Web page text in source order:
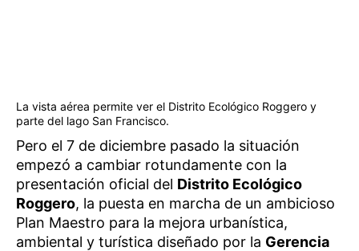
La vista aérea permite ver el Distrito Ecológico Roggero y
parte del lago San Francisco.
Pero el 7 de diciembre pasado la situación
empezó a cambiar rotundamente con la
presentación oficial del Distrito Ecológico
Roggero, la puesta en marcha de un ambicioso
Plan Maestro para la mejora urbanística,
ambiental y turística diseñado por la Gerencia